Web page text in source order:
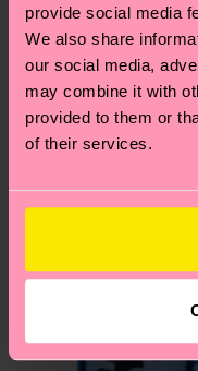
provide social media
We also share
our social media,
may combine it with
provided to them or
of their services.
Du hast Fragen zu
Hilfebereich im
am häufigsten